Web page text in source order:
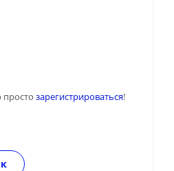
зарегистрироваться!